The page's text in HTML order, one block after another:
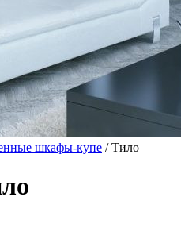
шкафы-купе / Тило